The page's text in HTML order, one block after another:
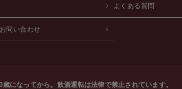
よくある質問
問い合わせ
歳になってから。飲酒運転は法律で禁止されています。